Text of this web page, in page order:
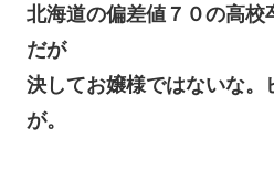
北海道の偏差値７０の高校
だが
決してお嬢様ではないな。
が。